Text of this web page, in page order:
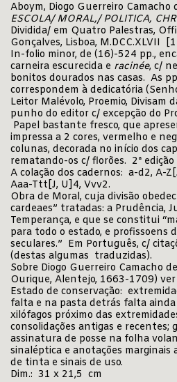
Aboym, Diogo Guerreiro Camacho
ESCOLA/ MORAL,/ POLITICA,
Dividida/ em Quatro Palestras,
Gonçalves, Lisboa, M.DCC.XLVII
In-folio minor, de (16)-524 pp.,
carneira escurecida e racinée, c/
bonitos dourados nas casas. As
correspondem à dedicatória
Leitor Malévolo, Proemio, Divisam
punho do editor c/ excepção do
Papel bastante fresco, que
impressa a 2 cores, vermelho e
colunas, decorada no início dos
rematando-os c/ florões. 2ª edição
A colação dos cadernos: a-d2, A-
Aaa-Ttt[J, U]4, Vvv2.
Obra de Moral, cuja divisão
cardeaes” tratadas: a Prudência,
Temperança, e que se constitui
para todo o estado, e profissoens
seculares.” Em Português, c/
(destas algumas traduzidas).
Sobre Diogo Guerreiro Camacho
Ourique, Alentejo, 1663-1709)
Estado de conservação:
falta e na pasta detrás falta ainda
xilófagos próximo das
consolidações antigas e recentes;
assinatura de posse na folha
sinaléptica e anotações marginais
de tinta e sinais de uso.
Dim.: 31 x 21,5 cm